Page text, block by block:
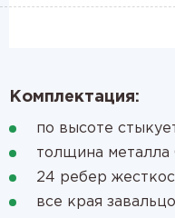
Комплектация:
по высоте
толщина металла
24 ребер
все края